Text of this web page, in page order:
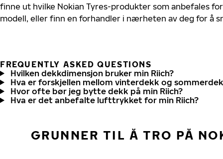
finne ut hvilke Nokian Tyres-produkter som anbefales
modell, eller finn en forhandler i nærheten av deg for å
FREQUENTLY ASKED QUESTIONS
Hvilken dekkdimensjon bruker min Riich?
Hva er forskjellen mellom vinterdekk og
Hvor ofte bør jeg bytte dekk på min Riich?
Hva er det anbefalte lufttrykket for min Riich?
GRUNNER TIL Å TRO PÅ